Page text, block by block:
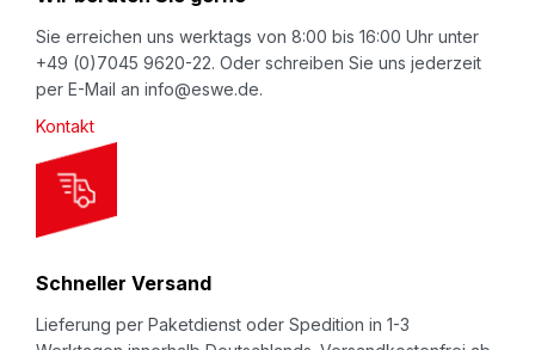
w
s
e
t
e
r
Sie erreichen uns werktags von 8:00 bis 16:00 Uhr unter
+49 (0)7045 9620-22. Oder schreiben Sie uns jederzeit
per E-Mail an info@eswe.de.
Kontakt
Schneller Versand
Lieferung per Paketdienst oder Spedition in 1-3